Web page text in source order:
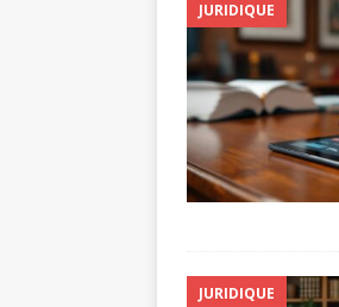
JURIDIQUE
JURIDIQUE